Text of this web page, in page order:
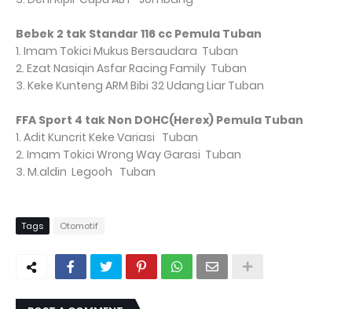
Bebek 2 tak Standar 116 cc Pemula Tuban
1. Imam Tokici Mukus Bersaudara Tuban
2. Ezat Nasiqin Asfar Racing Family Tuban
3. Keke Kunteng ARM Bibi 32 Udang Liar Tuban
FFA Sport 4 tak Non DOHC(Herex) Pemula Tuban
1. Adit Kuncrit Keke Variasi Tuban
2. Imam Tokici Wrong Way Garasi Tuban
3. M.aldin Legooh Tuban
Tags Otomotif